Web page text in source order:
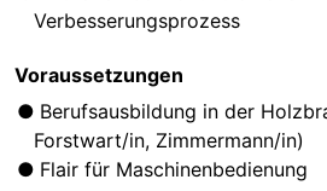
Verbesserungsprozess
Voraussetzungen
Berufsausbildung in der
Forstwart/in, Zimmermann/in)
Flair für Maschinenbedienung